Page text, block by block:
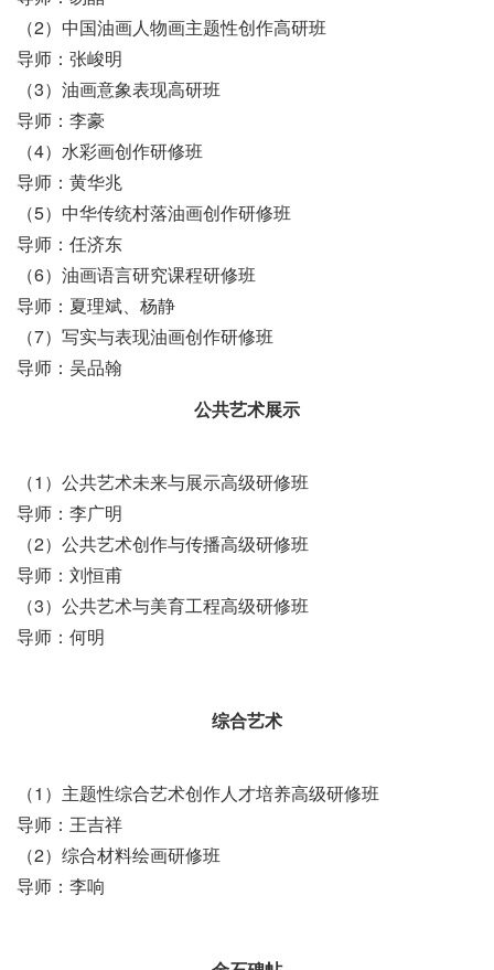
（2）中国油画人物画主题性创作高研班
导师：张峻明
（3）油画意象表现高研班
导师：李豪
（4）水彩画创作研修班
导师：黄华兆
（5）中华传统村落油画创作研修班
导师：任济东
（6）油画语言研究课程研修班
导师：夏理斌、杨静
（7）写实与表现油画创作研修班
导师：吴品翰
公共艺术展示
（1）公共艺术未来与展示高级研修班
导师：李广明
（2）公共艺术创作与传播高级研修班
导师：刘恒甫
（3）公共艺术与美育工程高级研修班
导师：何明
综合艺术
（1）主题性综合艺术创作人才培养高级研修班
导师：王吉祥
（2）综合材料绘画研修班
导师：李响